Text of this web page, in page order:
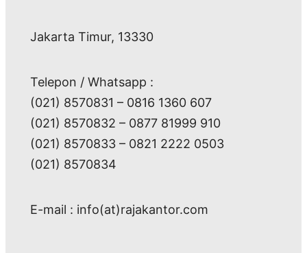
Jakarta Timur, 13330
Telepon / Whatsapp :
(021) 8570831 – 0816 1360 607
(021) 8570832 – 0877 81999 910
(021) 8570833 – 0821 2222 0503
(021) 8570834
E-mail : info(at)rajakantor.com